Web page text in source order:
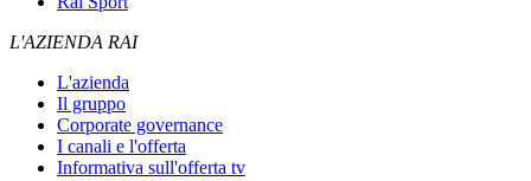
L'AZIENDA RAI
L'azienda
Il gruppo
Corporate governance
I canali e l'offerta
Informativa sull'offerta tv